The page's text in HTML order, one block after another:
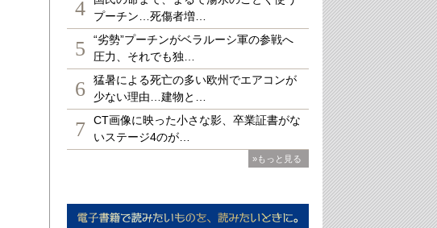
4
プーチン…死傷者増…
5
“劣勢”プーチンがベラルーシ軍の参戦へ
圧力、それでも独…
6
猛暑による死亡の多い欧州でエアコンが
少ない理由…建物と…
7
CT画像に映った小さな影、卒業証書がな
いステージ4のが…
»もっと見る